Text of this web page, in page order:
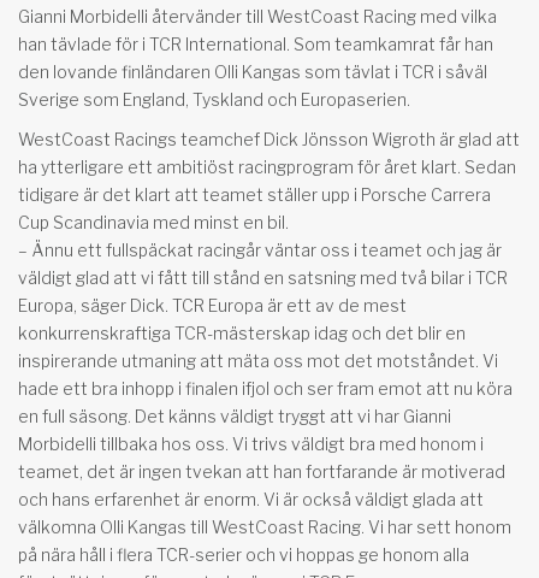
Gianni Morbidelli återvänder till WestCoast Racing med vilka
han tävlade för i TCR International. Som teamkamrat får han
den lovande finländaren Olli Kangas som tävlat i TCR i såväl
Sverige som England, Tyskland och Europaserien.
WestCoast Racings teamchef Dick Jönsson Wigroth är glad att
ha ytterligare ett ambitiöst racingprogram för året klart. Sedan
tidigare är det klart att teamet ställer upp i Porsche Carrera
Cup Scandinavia med minst en bil.
– Ännu ett fullspäckat racingår väntar oss i teamet och jag är
väldigt glad att vi fått till stånd en satsning med två bilar i TCR
Europa, säger Dick. TCR Europa är ett av de mest
konkurrenskraftiga TCR-mästerskap idag och det blir en
inspirerande utmaning att mäta oss mot det motståndet. Vi
hade ett bra inhopp i finalen ifjol och ser fram emot att nu köra
en full säsong. Det känns väldigt tryggt att vi har Gianni
Morbidelli tillbaka hos oss. Vi trivs väldigt bra med honom i
teamet, det är ingen tvekan att han fortfarande är motiverad
och hans erfarenhet är enorm. Vi är också väldigt glada att
välkomna Olli Kangas till WestCoast Racing. Vi har sett honom
på nära håll i flera TCR-serier och vi hoppas ge honom alla